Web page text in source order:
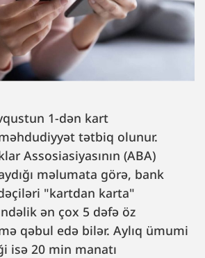
1-dən kart
tətbiq olunur.
Assosiasiyasının (ABA)
məlumata görə, bank
"kartdan karta"
ən çox 5 dəfə öz
qəbul edə bilər. Aylıq ümumi
isə 20 min manatı